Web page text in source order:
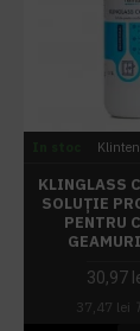
KLINGLASS
SOLUȚIE
PENTRU
30,97
37,47 lei